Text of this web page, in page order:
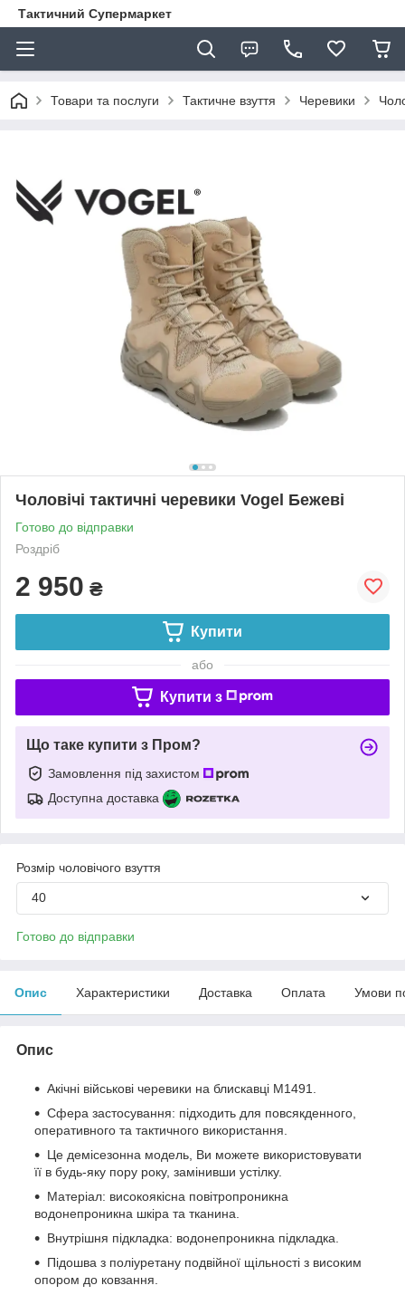
Тактичний Супермаркет
Товари та послуги Тактичне взуття Черевики
Чоловічі тактичні черевики Vogel Бежеві
Готово до відправки
Роздріб
2 950 ₴
Купити
або
Купити з
Що таке купити з Пром?
Замовлення під захистом
Доступна доставка
Розмір чоловічого взуття
40
Готово до відправки
Опис Характеристики Доставка Оплата Умови
Опис
Акічні військові черевики на блискавці M1491.
Сфера застосування: підходить для повсякденного,
оперативного та тактичного використання.
Це демісезонна модель, Ви можете використовувати
її в будь-яку пору року, замінивши устілку.
Матеріал: високоякісна повітропроникна
водонепроникна шкіра та тканина.
Внутрішня підкладка: водонепроникна підкладка.
Підошва з поліуретану подвійної щільності з високим
опором до ковзання.